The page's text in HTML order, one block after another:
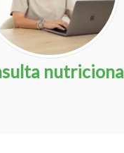
nutricional